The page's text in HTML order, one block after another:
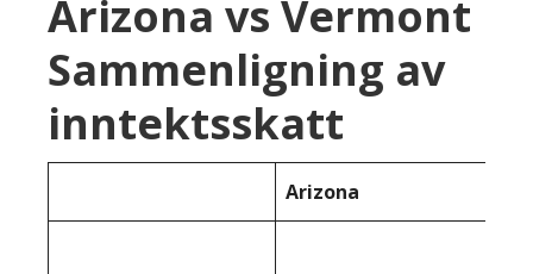
Arizona vs Vermont
Sammenligning av
inntektsskatt
Arizona